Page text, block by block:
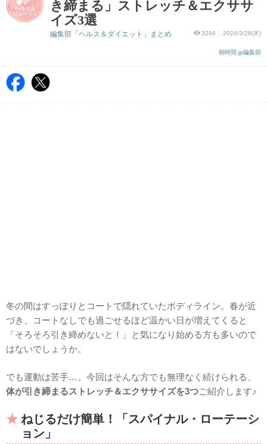
き締まる」ストレッチ＆エクササ
イズ3選
3294 2024/3/28(木)
朝時間.jp編集部
編集部「ヘルス＆ダイエット」まとめ
冬の間はすっぽりとコートで隠れていたボディライン。春が近
づき、コートなしでも過ごせるほど温かい日が増えてくると
「そろそろ引き締めないと！」と気になり始める方も多いので
はないでしょうか。
でも運動は苦手…。今回はそんな方でも無理なく続けられる、
体が引き締まるストレッチ＆エクササイズを3つご紹介します♪
ねじるだけ簡単！「スパイナル・ローテーシ
ョン」